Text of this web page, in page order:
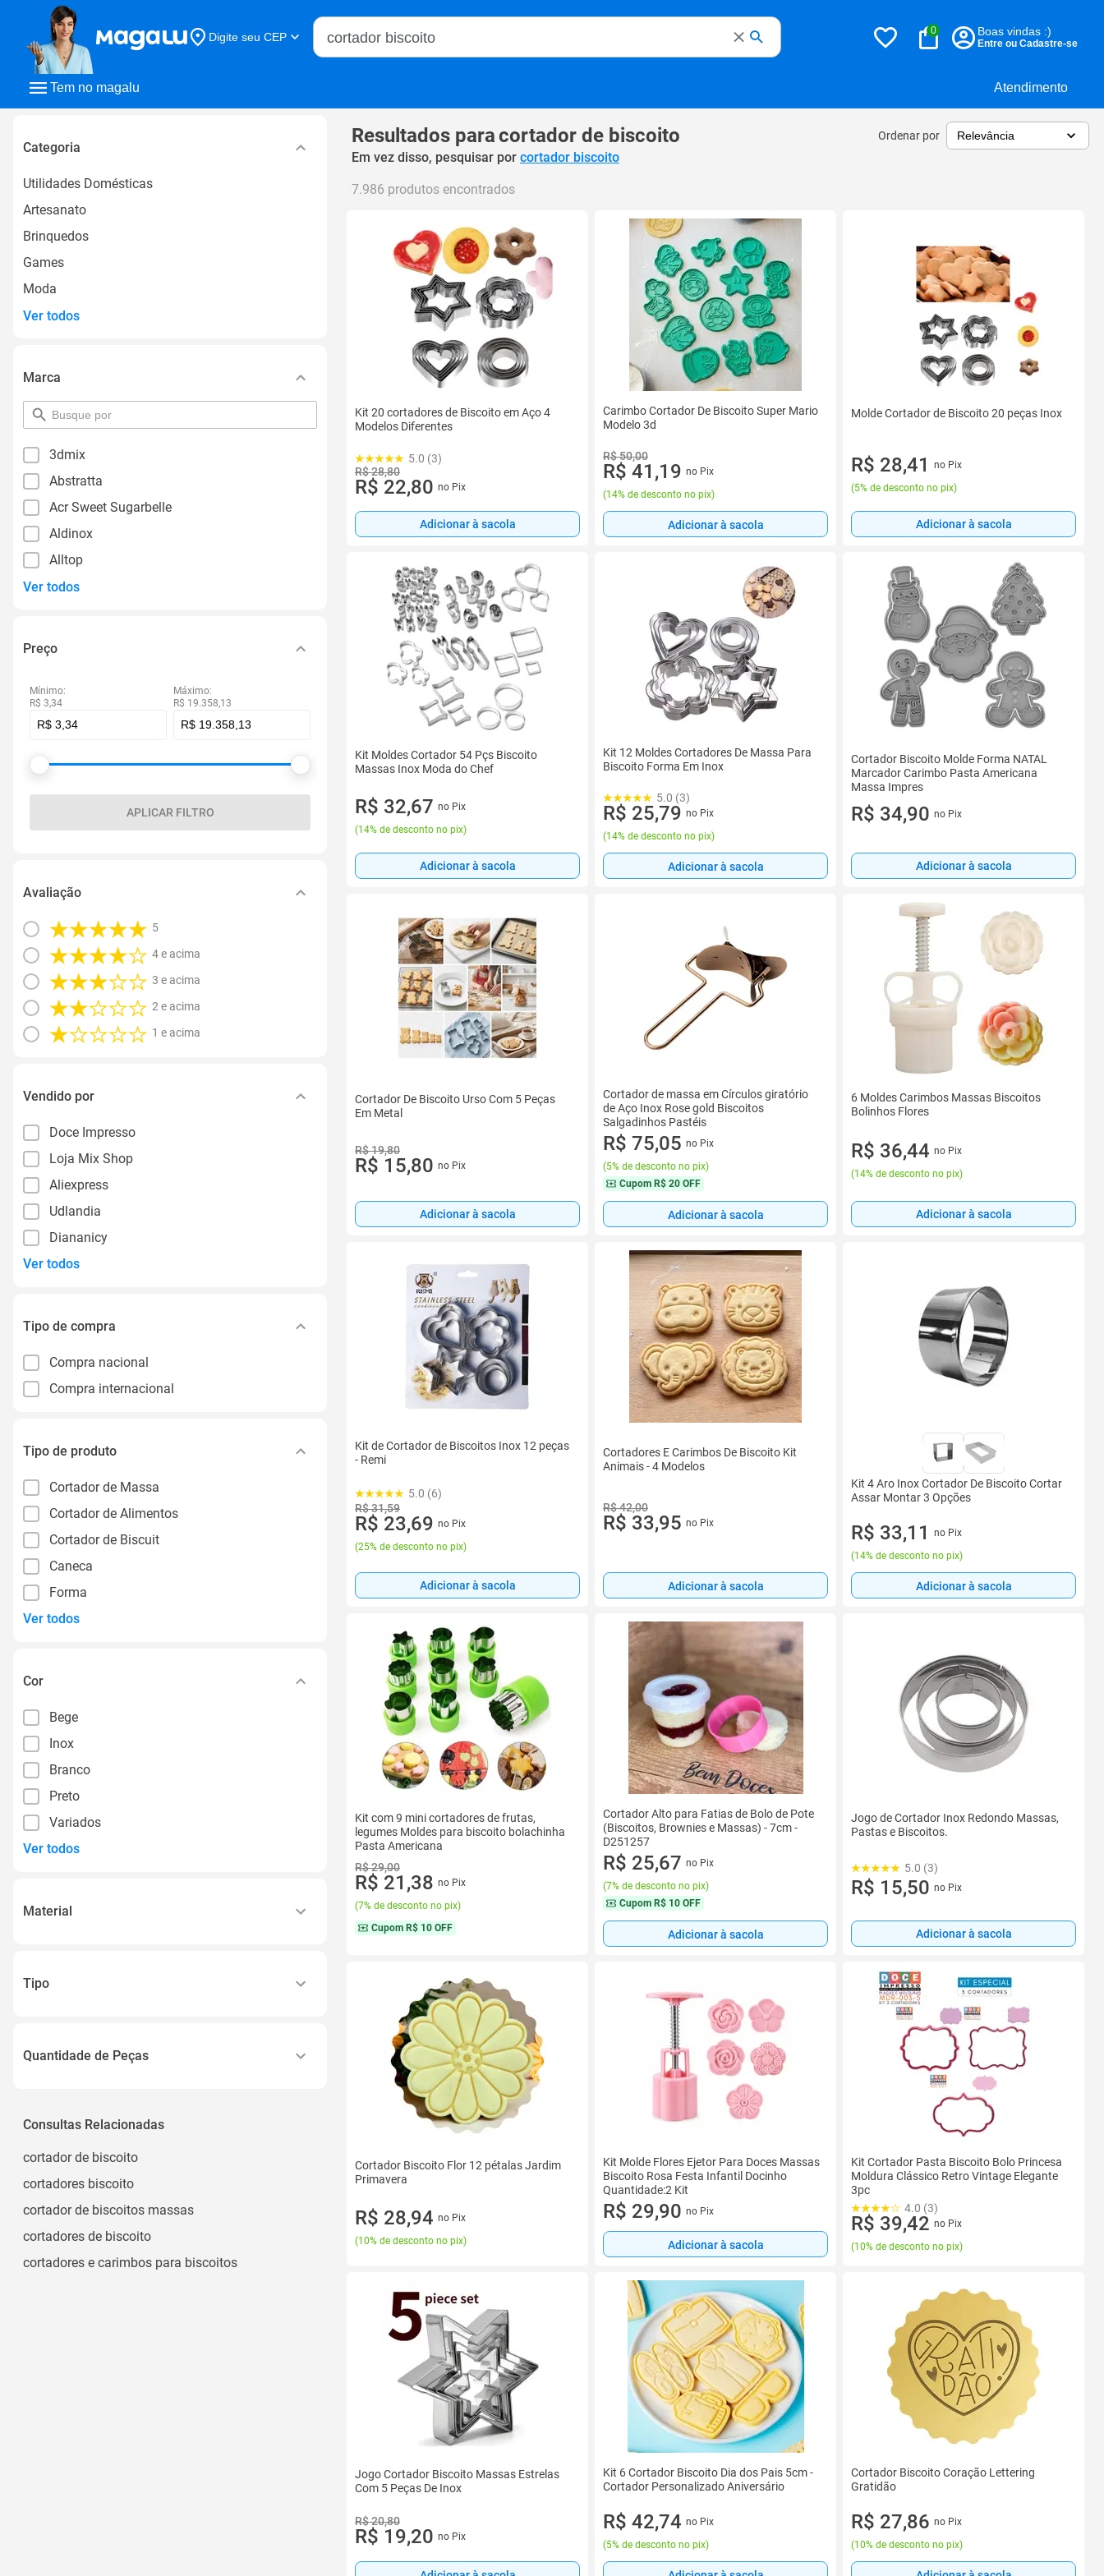
Tem no magalu Atendimento
Digite seu CEP
Buscar no Magalu
0 Boas vindas :)
Entre ou Cadastre-se
Categoria
Utilidades Domésticas
Artesanato
Brinquedos
Games
Moda
Ver todos
Marca
pesquisar
por
3dmix
Abstratta
Acr Sweet Sugarbelle
Aldinox
Alltop
Ver todos
Preço
Mínimo:
R$ 3,34
Máximo:
R$ 19.358,13
APLICAR FILTRO
Avaliação
5
4 e acima
3 e acima
2 e acima
1 e acima
Vendido por
Doce Impresso
Loja Mix Shop
Aliexpress
Udlandia
Diananicy
Ver todos
Tipo de compra
Compra nacional
Compra internacional
Tipo de produto
Cortador de Massa
Cortador de Alimentos
Cortador de Biscuit
Caneca
Forma
Ver todos
Cor
Bege
Inox
Branco
Preto
Variados
Ver todos
Material
Plástico Biodegradável Pla de Alta Qualidade
Tipo
Quantidade de Peças
Consultas Relacionadas
cortador de biscoito
cortadores biscoito
cortador de biscoitos massas
cortadores de biscoito
cortadores e carimbos para biscoitos
Resultados paracortador de biscoito Ordenar por
Em vez disso, pesquisar por cortador biscoito
7.986 produtos encontrados
Kit 20 cortadores de Biscoito em Aço 4
Modelos Diferentes
5.0 (3)
R$ 28,80
R$ 22,80 no Pix
Adicionar à sacola
Carimbo Cortador De Biscoito Super Mario
Modelo 3d
R$ 50,00
R$ 41,19 no Pix
(14% de desconto no pix)
Adicionar à sacola
Molde Cortador de Biscoito 20 peças Inox
R$ 28,41
no Pix
(5% de desconto no pix)
Adicionar à sacola
Kit Moldes Cortador 54 Pçs Biscoito
Massas Inox Moda do Chef
R$ 32,67 no Pix
(14% de desconto no pix)
Adicionar à sacola
Kit 12 Moldes Cortadores De Massa Para
Biscoito Forma Em Inox
5.0 (3)
R$ 25,79 no Pix
(14% de desconto no pix)
Adicionar à sacola
Cortador Biscoito Molde Forma NATAL
Marcador Carimbo Pasta Americana
Massa Impres
R$ 34,90 no Pix
Adicionar à sacola
Cortador De Biscoito Urso Com 5 Peças
Em Metal
R$ 19,80
R$ 15,80 no Pix
Adicionar à sacola
Cortador de massa em Círculos giratório
de Aço Inox Rose gold Biscoitos
Salgadinhos Pastéis
R$ 75,05 no Pix
(5% de desconto no pix)
Cupom R$ 20 OFF
Adicionar à sacola
6 Moldes Carimbos Massas Biscoitos
Bolinhos Flores
R$ 36,44 no Pix
(14% de desconto no pix)
Adicionar à sacola
Kit de Cortador de Biscoitos Inox 12 peças
- Remi
5.0 (6)
R$ 31,59
R$ 23,69 no Pix
(25% de desconto no pix)
Adicionar à sacola
Cortadores E Carimbos De Biscoito Kit
Animais - 4 Modelos
R$ 42,00
R$ 33,95 no Pix
Adicionar à sacola
Kit 4 Aro Inox Cortador De Biscoito Cortar
Assar Montar 3 Opções
R$ 33,11
no Pix
(14% de desconto no pix)
Adicionar à sacola
Kit com 9 mini cortadores de frutas,
legumes Moldes para biscoito bolachinha
Pasta Americana
R$ 29,00
R$ 21,38 no Pix
(7% de desconto no pix)
Cupom R$ 10 OFF
Cortador Alto para Fatias de Bolo de Pote
(Biscoitos, Brownies e Massas) - 7cm -
D251257
R$ 25,67 no Pix
(7% de desconto no pix)
Cupom R$ 10 OFF
Adicionar à sacola
Jogo de Cortador Inox Redondo Massas,
Pastas e Biscoitos.
5.0 (3)
R$ 15,50 no Pix
Adicionar à sacola
Cortador Biscoito Flor 12 pétalas Jardim
Primavera
R$ 28,94 no Pix
(10% de desconto no pix)
Kit Molde Flores Ejetor Para Doces Massas
Biscoito Rosa Festa Infantil Docinho
Quantidade:2 Kit
R$ 29,90 no Pix
Adicionar à sacola
Kit Cortador Pasta Biscoito Bolo Princesa
Moldura Clássico Retro Vintage Elegante
3pc
4.0 (3)
R$ 39,42 no Pix
(10% de desconto no pix)
Jogo Cortador Biscoito Massas Estrelas
Com 5 Peças De Inox
R$ 20,80
R$ 19,20 no Pix
Kit 6 Cortador Biscoito Dia dos Pais 5cm -
Cortador Personalizado Aniversário
R$ 42,74 no Pix
(5% de desconto no pix)
Cortador Biscoito Coração Lettering
Gratidão
R$ 27,86 no Pix
(10% de desconto no pix)